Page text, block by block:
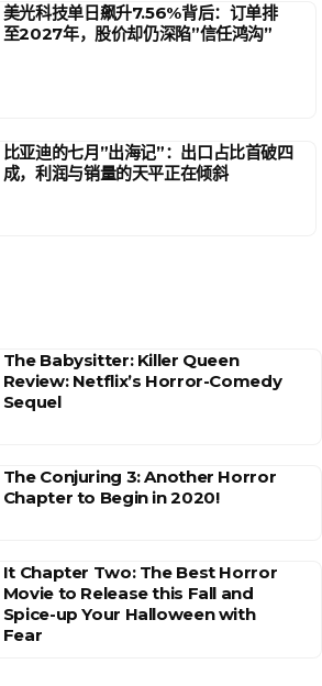
美光科技单日飙升7.56%背后：订单排
至2027年，股价却仍深陷”信任鸿沟”
比亚迪的七月”出海记”：出口占比首破四
成，利润与销量的天平正在倾斜
The Babysitter: Killer Queen
Review: Netflix’s Horror-Comedy
Sequel
The Conjuring 3: Another Horror
Chapter to Begin in 2020!
It Chapter Two: The Best Horror
Movie to Release this Fall and
Spice-up Your Halloween with
Fear